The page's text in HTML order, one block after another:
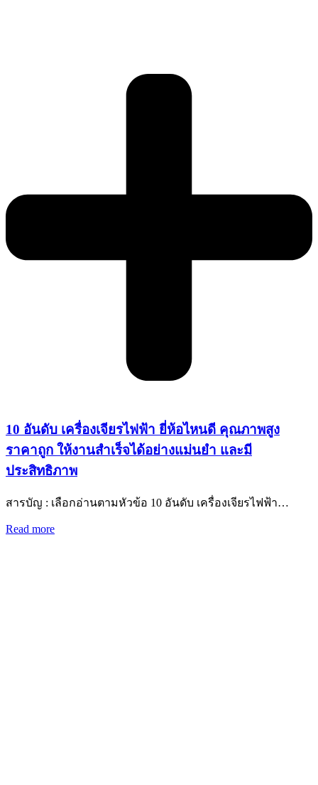
10 อันดับ เครื่องเจียรไฟฟ้า ยี่ห้อไหนดี คุณภาพสูง
ราคาถูก ให้งานสำเร็จได้อย่างแม่นยำ และมี
ประสิทธิภาพ
สารบัญ : เลือกอ่านตามหัวข้อ 10 อันดับ เครื่องเจียรไฟฟ้า…
Read more